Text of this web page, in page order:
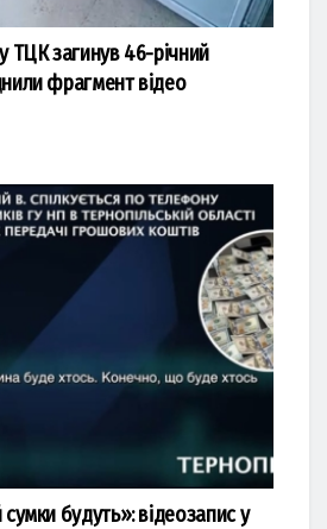
ТЦК загинув 46-річний
фрагмент відео
будуть»: відеозапис у